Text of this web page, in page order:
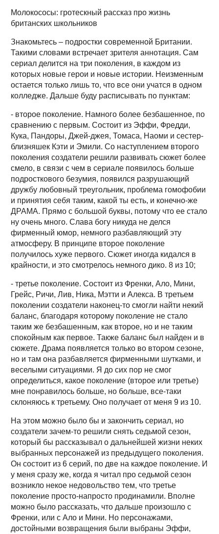
Молокососы: гротескный рассказ про жизнь
британских школьников
Знакомьтесь – подростки современной Британии.
Такими словами встречает зрителя аннотация. Сам
сериал делится на три поколения, в каждом из
которых новые герои и новые истории. Неизменным
остается только лишь то, что все они учатся в одном
колледже. Дальше буду расписывать по пунктам:
- второе поколение. Намного более безбашенное, по
сравнению с первым. Состоит из Эффи, Фредди,
Кука, Пандоры, Джей-джея, Томаса, Наоми и сестер-
близняшек Кэти и Эмили. Со наступлением второго
поколения создатели решили развивать сюжет более
смело, в связи с чем в сериале появилось больше
подросткового безумия, появился разрушающий
дружбу любовный треугольник, проблема гомофобии
и принятия себя таким, какой ты есть, и конечно-же
ДРАМА. Прямо с большой буквы, потому что ее стало
ну очень много. Слава богу никуда не делся
фирменный юмор, немного разбавляющий эту
атмосферу. В принципе второе поколение
получилось хуже первого. Сюжет иногда кидался в
крайности, и это смотрелось немного дико. 8 из 10;
- третье поколение. Состоит из Френки, Ало, Мини,
Грейс, Ричи, Лив, Ника, Мэтти и Алекса. В третьем
поколении создатели наконец-то смогли найти некий
баланс, благодаря которому поколение не стало
таким же безбашенным, как второе, но и не таким
спокойным как первое. Также баланс был найден и в
сюжете. Драма появляется только во втором сезоне,
но и там она разбавляется фирменными шутками, и
веселыми ситуациями. Я до сих пор не смог
определиться, какое поколение (второе или третье)
мне понравилось больше, но больше, все-таки
склоняюсь к третьему. Оно получает от меня 9 из 10.
На этом можно было бы и закончить сериал, но
создатели зачем-то решили снять седьмой сезон,
который бы рассказывал о дальнейшей жизни неких
выбранных персонажей из предыдущего поколения.
Он состоит из 6 серий, по две на каждое поколение. И
у меня сразу же, когда я читал про седьмой сезон
возникло некое недовольство тем, что третье
поколение просто-напросто продинамили. Вполне
можно было рассказать, что дальше произошло с
Френки, или с Ало и Мини. Но персонажами,
достойными возвращения были выбраны Эффи,